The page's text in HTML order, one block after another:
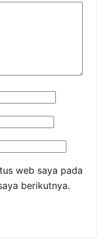
web saya pada
berikutnya.